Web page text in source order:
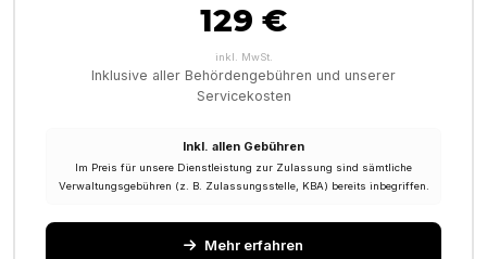
129 €
inkl. MwSt.
Inklusive aller Behördengebühren und unserer
Servicekosten
Inkl. allen Gebühren
Im Preis für unsere Dienstleistung zur Zulassung sind sämtliche
Verwaltungsgebühren (z. B. Zulassungsstelle, KBA) bereits inbegriffen.
Mehr erfahren